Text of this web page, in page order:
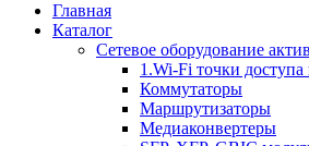
Главная
Каталог
Сетевое оборудование
1.Wi-Fi точки
Коммутаторы
Маршрутизаторы
Медиаконвертеры